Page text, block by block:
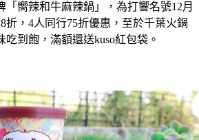
「嚮辣和牛麻辣鍋」，為打響名號12月
折，4人同行75折優惠，至於千葉火鍋
到飽，滿額還送kuso紅包袋。